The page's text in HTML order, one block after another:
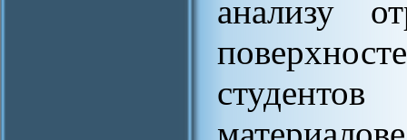
анализу